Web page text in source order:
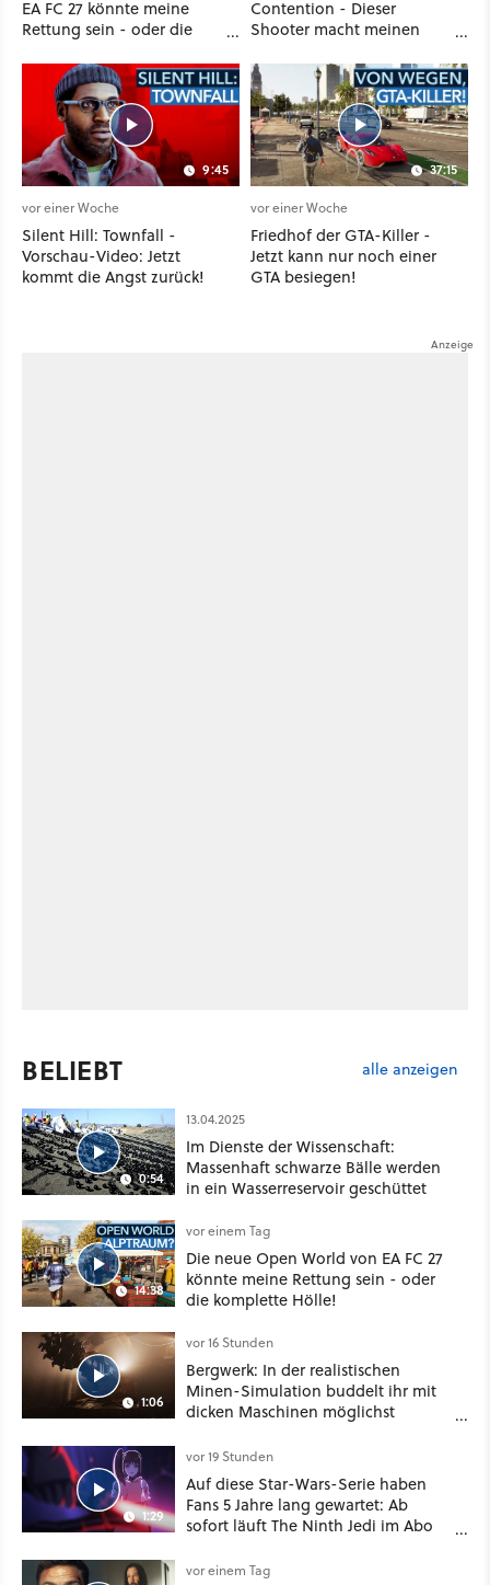
EA FC 27 könnte meine
Rettung sein - oder die
Contention - Dieser
Shooter macht meinen
9:45
vor einer Woche
Silent Hill: Townfall -
Vorschau-Video: Jetzt
kommt die Angst zurück!
37:15
vor einer Woche
Friedhof der GTA-Killer -
Jetzt kann nur noch einer
GTA besiegen!
BELIEBT alle anzeigen
0:54
13.04.2025
Im Dienste der Wissenschaft:
Massenhaft schwarze Bälle werden
in ein Wasserreservoir geschüttet
14:38
vor einem Tag
Die neue Open World von EA FC 27
könnte meine Rettung sein - oder
die komplette Hölle!
1:06
vor 16 Stunden
Bergwerk: In der realistischen
Minen-Simulation buddelt ihr mit
dicken Maschinen möglichst
1:29
vor 19 Stunden
Auf diese Star-Wars-Serie haben
Fans 5 Jahre lang gewartet: Ab
sofort läuft The Ninth Jedi im Abo
vor einem Tag